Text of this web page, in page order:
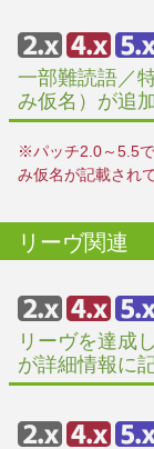
一部難読語／
み仮名）が追
※パッチ2.0～5.5
み仮名が記載され
リーヴ関連
リーヴを達成
が詳細情報に